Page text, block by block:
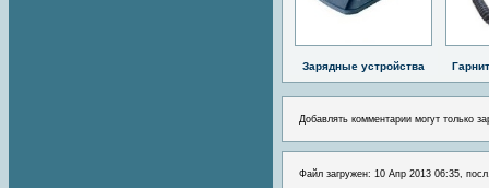
Зарядные устройства
Добавлять комментарии могут только
Файл загружен: 10 Апр 2013 06:35,